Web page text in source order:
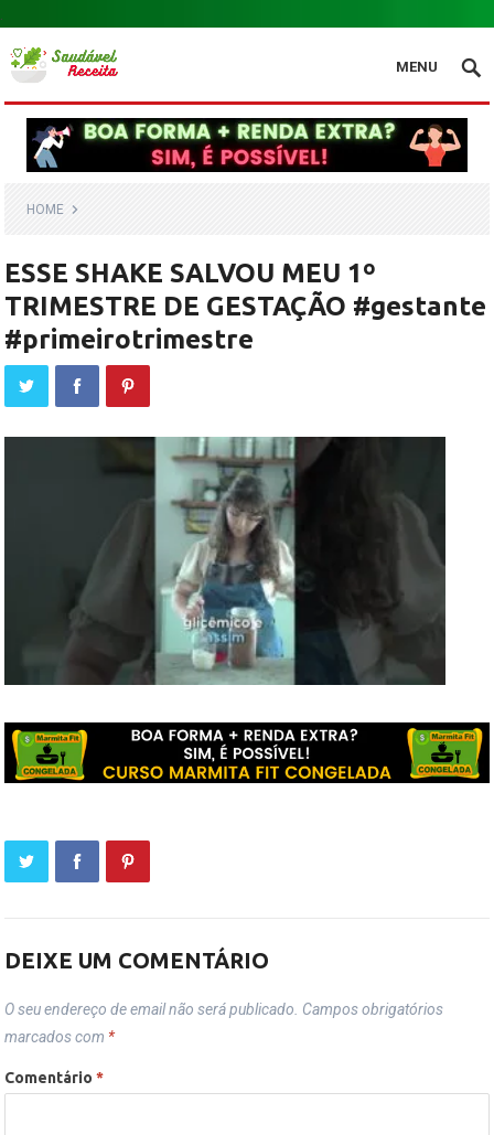
.
MENU
HOME
ESSE SHAKE SALVOU MEU 1º
TRIMESTRE DE GESTAÇÃO #gestante
#primeirotrimestre
DEIXE UM COMENTÁRIO
O seu endereço de email não será publicado. Campos obrigatórios
marcados com *
Comentário*